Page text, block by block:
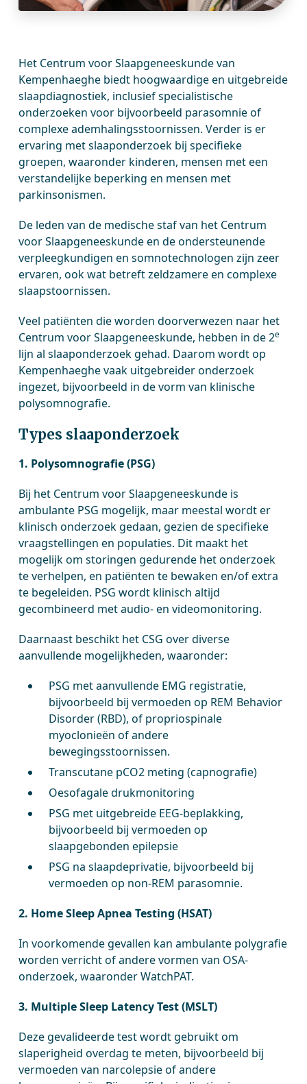
Het Centrum voor Slaapgeneeskunde van
Kempenhaeghe biedt hoogwaardige en uitgebreide
slaapdiagnostiek, inclusief specialistische
onderzoeken voor bijvoorbeeld parasomnie of
complexe ademhalingsstoornissen. Verder is er
ervaring met slaaponderzoek bij specifieke
groepen, waaronder kinderen, mensen met een
verstandelijke beperking en mensen met
parkinsonismen.
De leden van de medische staf van het Centrum
voor Slaapgeneeskunde en de ondersteunende
verpleegkundigen en somnotechnologen zijn zeer
ervaren, ook wat betreft zeldzamere en complexe
slaapstoornissen.
Veel patiënten die worden doorverwezen naar het
Centrum voor Slaapgeneeskunde, hebben in de 2e
lijn al slaaponderzoek gehad. Daarom wordt op
Kempenhaeghe vaak uitgebreider onderzoek
ingezet, bijvoorbeeld in de vorm van klinische
polysomnografie.
Types slaaponderzoek
1. Polysomnografie (PSG)
Bij het Centrum voor Slaapgeneeskunde is
ambulante PSG mogelijk, maar meestal wordt er
klinisch onderzoek gedaan, gezien de specifieke
vraagstellingen en populaties. Dit maakt het
mogelijk om storingen gedurende het onderzoek
te verhelpen, en patiënten te bewaken en/of extra
te begeleiden. PSG wordt klinisch altijd
gecombineerd met audio- en videomonitoring.
Daarnaast beschikt het CSG over diverse
aanvullende mogelijkheden, waaronder:
PSG met aanvullende EMG registratie,
bijvoorbeeld bij vermoeden op REM Behavior
Disorder (RBD), of propriospinale
myoclonieën of andere
bewegingsstoornissen.
Transcutane pCO2 meting (capnografie)
Oesofagale drukmonitoring
PSG met uitgebreide EEG-beplakking,
bijvoorbeeld bij vermoeden op
slaapgebonden epilepsie
PSG na slaapdeprivatie, bijvoorbeeld bij
vermoeden op non-REM parasomnie.
2. Home Sleep Apnea Testing (HSAT)
In voorkomende gevallen kan ambulante polygrafie
worden verricht of andere vormen van OSA-
onderzoek, waaronder WatchPAT.
3. Multiple Sleep Latency Test (MSLT)
Deze gevalideerde test wordt gebruikt om
slaperigheid overdag te meten, bijvoorbeeld bij
vermoeden van narcolepsie of andere